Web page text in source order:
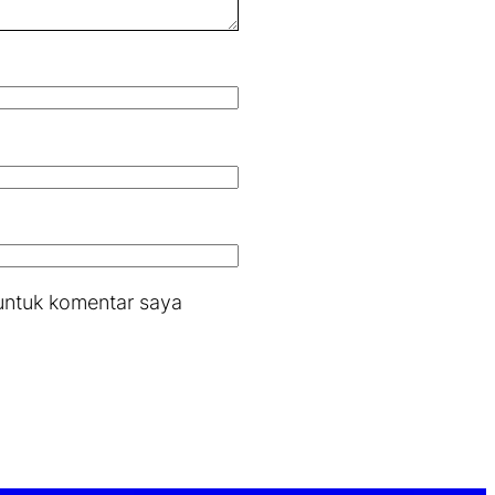
komentar saya